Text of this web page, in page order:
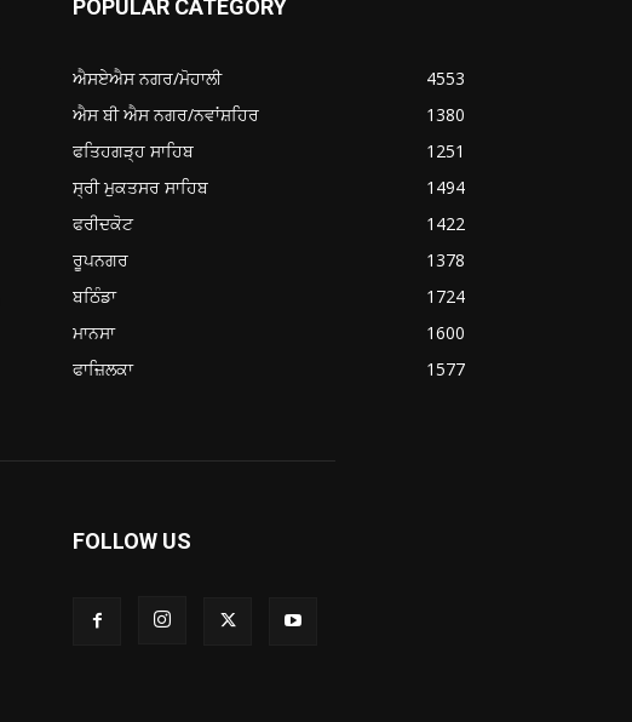
POPULAR CATEGORY
ਐਸਏਐਸ ਨਗਰ/ਮੋਹਾਲੀ
4553
ਐਸ ਬੀ ਐਸ ਨਗਰ/ਨਵਾਂਸ਼ਹਿਰ
1380
ਫਤਿਹਗੜ੍ਹ ਸਾਹਿਬ
1251
ਸ੍ਰੀ ਮੁਕਤਸਰ ਸਾਹਿਬ
1494
ਫਰੀਦਕੋਟ
1422
ਰੂਪਨਗਰ
1378
ਬਠਿੰਡਾ
1724
ਮਾਨਸਾ
1600
ਫਾਜ਼ਿਲਕਾ
1577
FOLLOW US